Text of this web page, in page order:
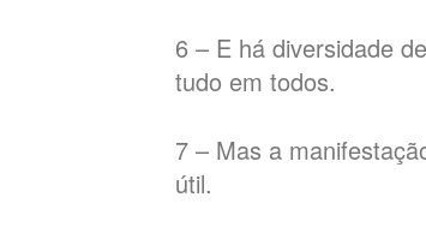
6 – E há diversidade
tudo em todos.
7 – Mas a
útil.